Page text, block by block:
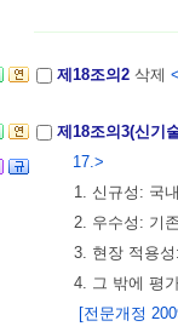
제18조의2 삭제
제18조의3(신기
17.>
1. 신규성: 국
2. 우수성: 기
3. 현장 적용
4. 그 밖에 평
[전문개정